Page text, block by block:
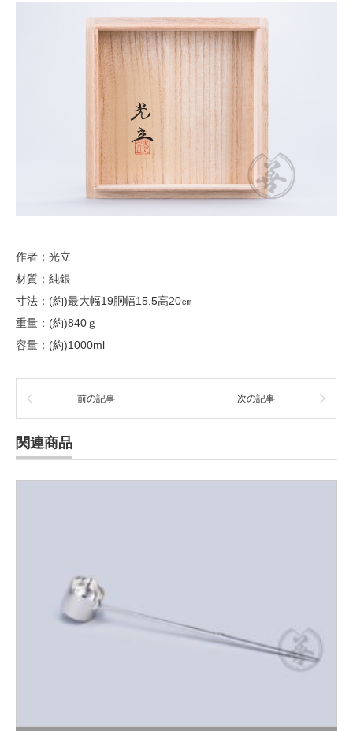
作者：光立
材質：純銀
寸法：(約)最大幅19胴幅15.5高20㎝
重量：(約)840ｇ
容量：(約)1000ml
前の記事 次の記事
関連商品